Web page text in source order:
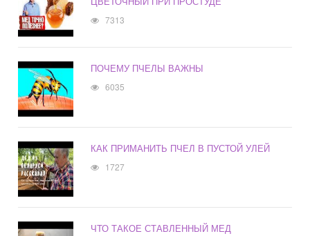
7313
ПОЧЕМУ ПЧЕЛЫ ВАЖНЫ
6035
КАК ПРИМАНИТЬ ПЧЕЛ В ПУСТОЙ УЛЕЙ
1727
ЧТО ТАКОЕ СТАВЛЕННЫЙ МЕД